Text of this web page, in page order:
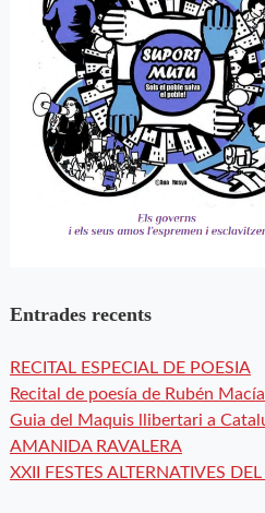
Entrades recents
RECITAL ESPECIAL DE POESIA
Recital de poesía de Rubén
Guia del Maquis llibertari a
AMANIDA RAVALERA
XXII FESTES ALTERNATIVES